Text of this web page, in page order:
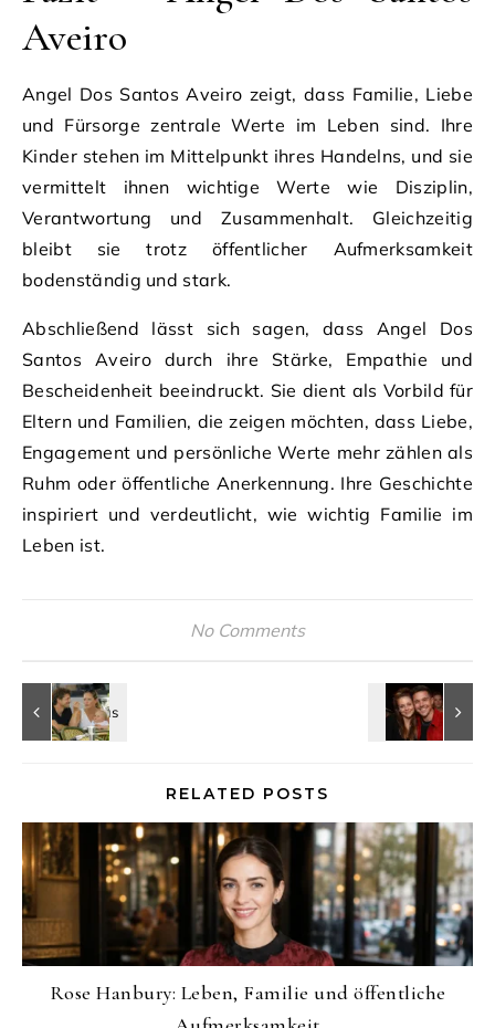
Aveiro
Angel Dos Santos Aveiro zeigt, dass Familie, Liebe
und Fürsorge zentrale Werte im Leben sind. Ihre
Kinder stehen im Mittelpunkt ihres Handelns, und sie
vermittelt ihnen wichtige Werte wie Disziplin,
Verantwortung und Zusammenhalt. Gleichzeitig
bleibt sie trotz öffentlicher Aufmerksamkeit
bodenständig und stark.
Abschließend lässt sich sagen, dass Angel Dos
Santos Aveiro durch ihre Stärke, Empathie und
Bescheidenheit beeindruckt. Sie dient als Vorbild für
Eltern und Familien, die zeigen möchten, dass Liebe,
Engagement und persönliche Werte mehr zählen als
Ruhm oder öffentliche Anerkennung. Ihre Geschichte
inspiriert und verdeutlicht, wie wichtig Familie im
Leben ist.
No Comments
RELATED POSTS
Rose Hanbury: Leben, Familie und öffentliche